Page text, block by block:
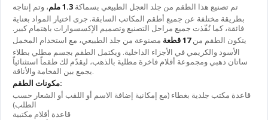
تم تصنيع هذا الطقم من جلد العجل الطبيعي بسماكة 1.3 ملم
، وتم إنتاجه
بطريقة مختلفة عن جميع أطقم المكاتب السابقة. جرى اختيار المواد بعناية
فائقة، كما نُفّذت جميع مراحل التصنيع وتصميم الإكسسوارات باهتمام كبير.
يتكون الطقم من17 قطعة
مصنوعة من جلد الطبيعي، مع استخدام المخمل
الأسود والكريمي في الأجزاء الداخلية. ويكتمل الطقم بجسم مطلي بطلاء
ساتان ذهبي ومجموعة أقلام فاخرة مطلية بالذهب، ليقدّم لك طقماً استثنائياً
يجمع بين الفخامة والأناقة.
مكونات الطقم:
قاعدة مكتب جلدية بغطاء (مع إمكانية إضافة الاسم أو اللقب أو الشعار حسب
الطلب)
قاعدة أقلام مكتبية